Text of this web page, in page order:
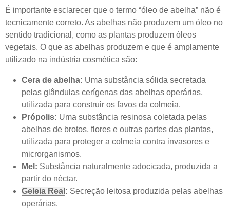
É importante esclarecer que o termo “óleo de abelha” não é
tecnicamente correto. As abelhas não produzem um óleo no
sentido tradicional, como as plantas produzem óleos
vegetais. O que as abelhas produzem e que é amplamente
utilizado na indústria cosmética são:
Cera de abelha: Uma substância sólida secretada
pelas glândulas cerígenas das abelhas operárias,
utilizada para construir os favos da colmeia.
Própolis: Uma substância resinosa coletada pelas
abelhas de brotos, flores e outras partes das plantas,
utilizada para proteger a colmeia contra invasores e
microrganismos.
Mel: Substância naturalmente adocicada, produzida a
partir do néctar.
Geleia Real : Secreção leitosa produzida pelas abelhas
operárias.